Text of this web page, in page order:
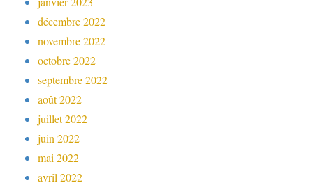
décembre 2022
novembre 2022
octobre 2022
septembre 2022
août 2022
juillet 2022
juin 2022
mai 2022
avril 2022